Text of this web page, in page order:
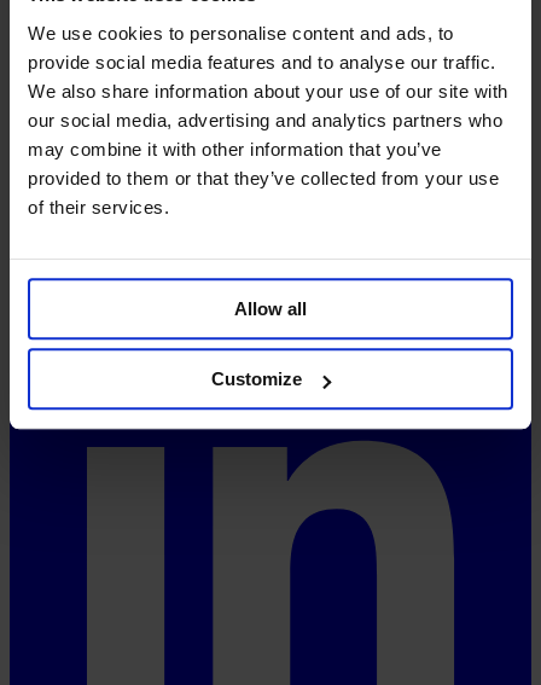
We use cookies to personalise content and ads, to
provide social media features and to analyse our traffic.
We also share information about your use of our site with
our social media, advertising and analytics partners who
may combine it with other information that you’ve
provided to them or that they’ve collected from your use
of their services.
Allow all
Customize
Acerca de
Visión y misión
Aspectos técnicos
FAQ
Precios
System-Status
Redes sociales